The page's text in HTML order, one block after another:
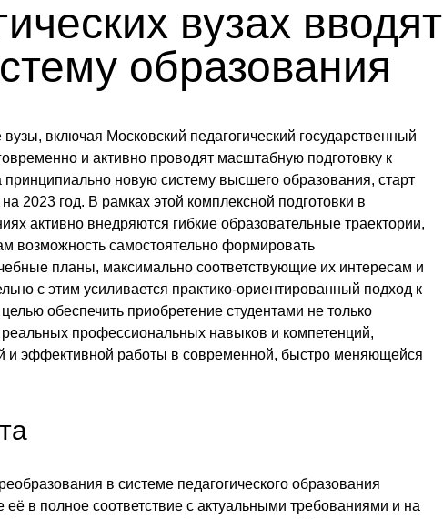
вузах вводят
образования
вузы, включая Московский педагогический государственный
и активно проводят масштабную подготовку к
новую систему высшего образования, старт
2023 год. В рамках этой комплексной подготовки в
активно внедряются гибкие образовательные траектории,
возможность самостоятельно формировать
планы, максимально соответствующие их интересам и
с этим усиливается практико-ориентированный подход к
обеспечить приобретение студентами не только
реальных профессиональных навыков и компетенций,
и эффективной работы в современной, быстро меняющейся
в системе педагогического образования
в полное соответствие с актуальными требованиями и на